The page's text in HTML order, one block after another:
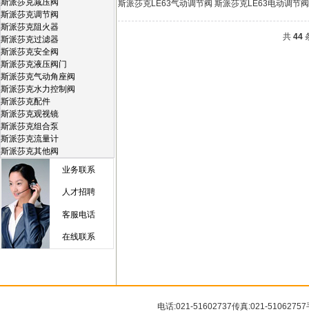
斯派莎克减压阀
斯派莎克调节阀
斯派莎克阻火器
斯派莎克过滤器
斯派莎克安全阀
斯派莎克液压阀门
斯派莎克气动角座阀
斯派莎克水力控制阀
斯派莎克配件
斯派莎克观视镜
斯派莎克组合泵
斯派莎克流量计
斯派莎克其他阀
业务联系
人才招聘
客服电话
在线联系
斯派莎克LE63气动调节阀 斯派莎克LE63电动调节
共 44
电话:021-51602737传真:021-